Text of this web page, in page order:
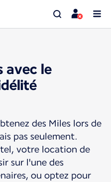
avec le
des Miles lors de
pas seulement.
votre location de
sur l'une des
ou optez pour